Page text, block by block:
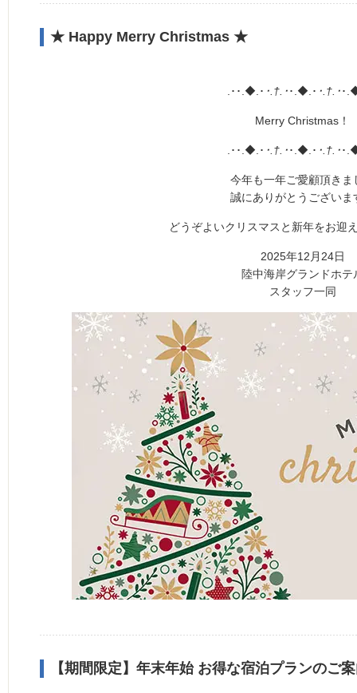
★ Happy Merry Christmas ★
.･･.◆.･ ･.†.･･.◆.･ ･.†.･･
Merry Christmas！
.･･.◆.･ ･.†.･･.◆.･ ･.†.･･
今年も一年ご愛顧頂きま
誠にありがとうございま
どうぞよいクリスマスと新年をお迎
2025年12月24日
陸中海岸グランドホテ
スタッフ一同
【期間限定】年末年始 お得な宿泊プランのご